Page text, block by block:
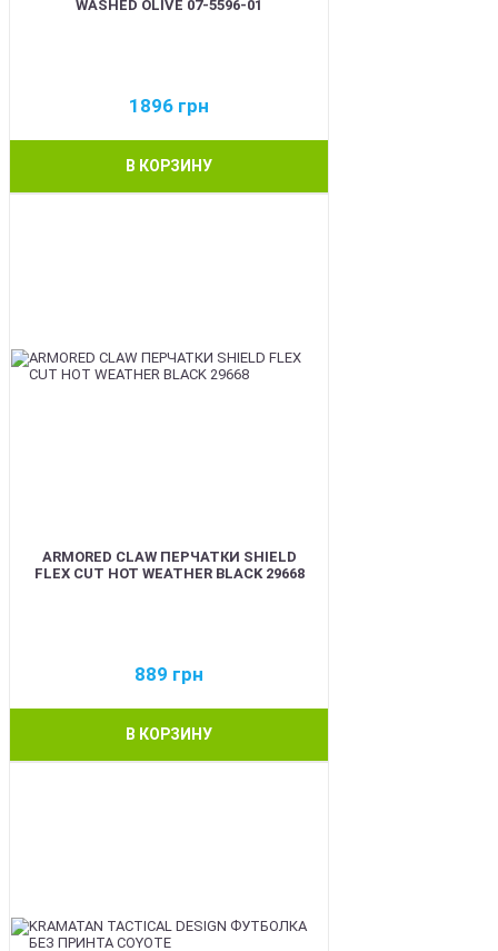
WASHED OLIVE 07-5596-01
1896 грн
В КОРЗИНУ
ARMORED CLAW ПЕРЧАТКИ SHIELD
FLEX CUT HOT WEATHER BLACK 29668
889 грн
В КОРЗИНУ